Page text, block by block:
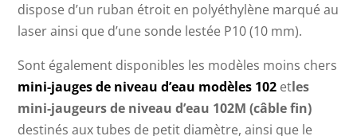
dispose d’un ruban étroit en polyéthylène marqué au
laser ainsi que d’une sonde lestée P10 (10 mm).
Sont également disponibles les modèles moins chers
mini-jauges de niveau d’eau modèles 102 etles
mini-jaugeurs de niveau d’eau 102M (câble fin)
destinés aux tubes de petit diamètre, ainsi que le